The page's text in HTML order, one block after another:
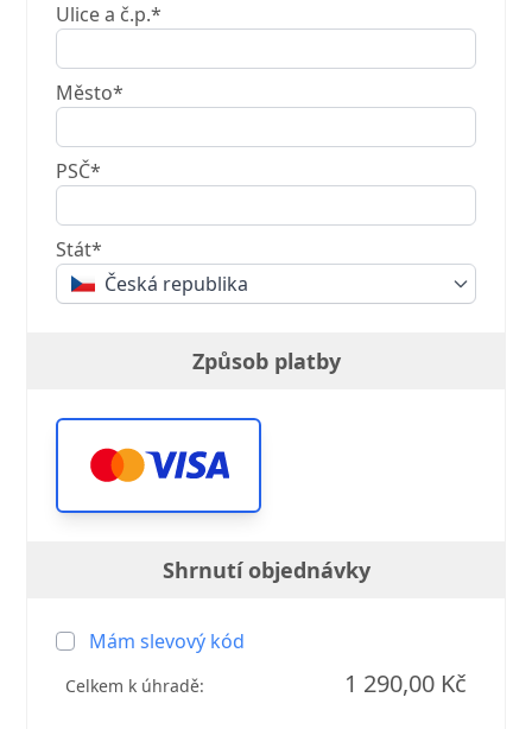
Ulice a č.p.*
Město*
PSČ*
Stát*
Česká republika
Způsob platby
Shrnutí objednávky
Mám slevový kód
Celkem k úhradě: 1 290,00 Kč